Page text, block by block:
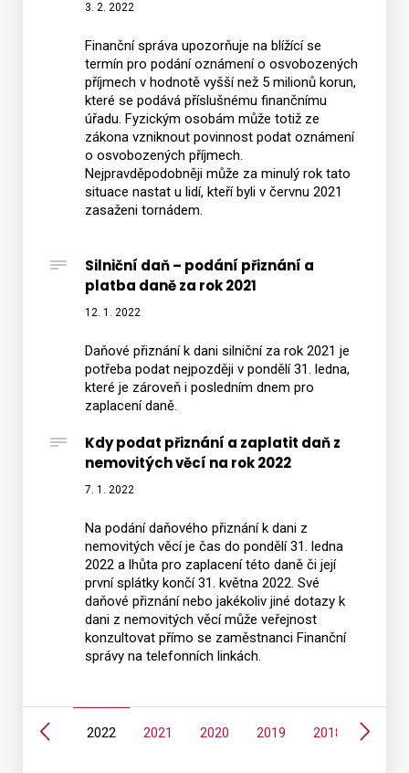
3. 2. 2022
Finanční správa upozorňuje na blížící se
termín pro podání oznámení o osvobozených
příjmech v hodnotě vyšší než 5 milionů korun,
které se podává příslušnému finančnímu
úřadu. Fyzickým osobám může totiž ze
zákona vzniknout povinnost podat oznámení
o osvobozených příjmech.
Nejpravděpodobněji může za minulý rok tato
situace nastat u lidí, kteří byli v červnu 2021
zasaženi tornádem.
Silniční daň – podání přiznání a
platba daně za rok 2021
12. 1. 2022
Daňové přiznání k dani silniční za rok 2021 je
potřeba podat nejpozději v pondělí 31. ledna,
které je zároveň i posledním dnem pro
zaplacení daně.
Kdy podat přiznání a zaplatit daň z
nemovitých věcí na rok 2022
7. 1. 2022
Na podání daňového přiznání k dani z
nemovitých věcí je čas do pondělí 31. ledna
2022 a lhůta pro zaplacení této daně či její
první splátky končí 31. května 2022. Své
daňové přiznání nebo jakékoliv jiné dotazy k
dani z nemovitých věcí může veřejnost
konzultovat přímo se zaměstnanci Finanční
správy na telefonních linkách.
Předchozí
2023 2022 2021 2020 2019 2018 2017
Další